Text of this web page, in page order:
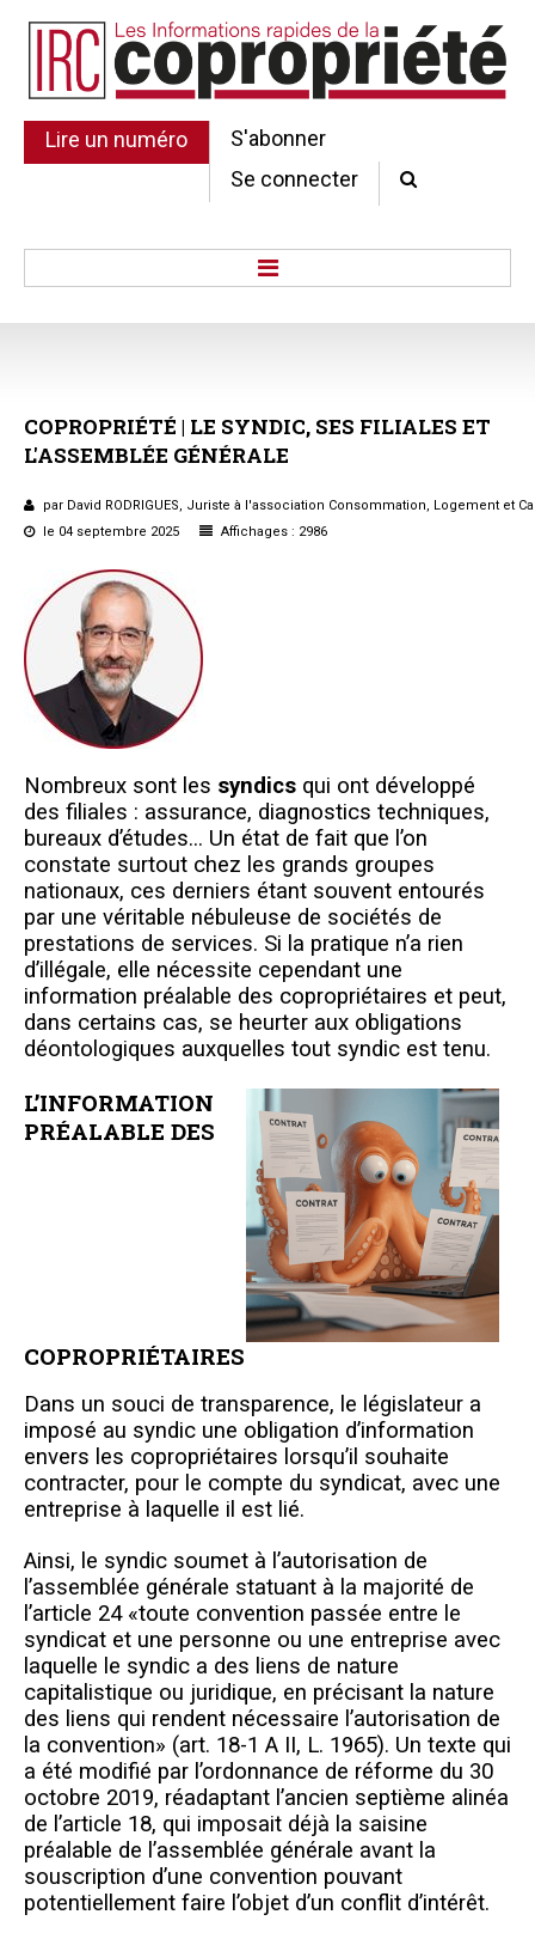
Lire un numéro
S'abonner
Se connecter
Au Parlement
Gestion et maintenance
Pratique de la copro.
Jurisprudence
Questions/réponses
Études juridiques
Copro. en difficulté
Formez-vous !
Parole d'experts*
COPROPRIÉTÉ | LE SYNDIC, SES FILIALES ET
L'ASSEMBLÉE GÉNÉRALE
par David RODRIGUES, Juriste à l'association Consommation, Logement et
le 04 septembre 2025
Affichages : 2986
Nombreux sont les syndics qui ont développé
des filiales : assurance, diagnostics techniques,
bureaux d’études... Un état de fait que l’on
constate surtout chez les grands groupes
nationaux, ces derniers étant souvent entourés
par une véritable nébuleuse de sociétés de
prestations de services. Si la pratique n’a rien
d’illégale, elle nécessite cependant une
information préalable des copropriétaires et peut,
dans certains cas, se heurter aux obligations
déontologiques auxquelles tout syndic est tenu.
L’INFORMATION
PRÉALABLE DES
COPROPRIÉTAIRES
Dans un souci de transparence, le législateur a
imposé au syndic une obligation d’information
envers les copropriétaires lorsqu’il souhaite
contracter, pour le compte du syndicat, avec une
entreprise à laquelle il est lié.
Ainsi, le syndic soumet à l’autorisation de
l’assemblée générale statuant à la majorité de
l’article 24 «toute convention passée entre le
syndicat et une personne ou une entreprise avec
laquelle le syndic a des liens de nature
capitalistique ou juridique, en précisant la nature
des liens qui rendent nécessaire l’autorisation de
la convention» (art. 18-1 A II, L. 1965). Un texte qui
a été modifié par l’ordonnance de réforme du 30
octobre 2019, réadaptant l’ancien septième alinéa
de l’article 18, qui imposait déjà la saisine
préalable de l’assemblée générale avant la
souscription d’une convention pouvant
potentiellement faire l’objet d’un conflit d’intérêt.